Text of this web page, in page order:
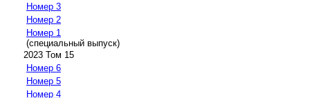
Номер 3
Номер 2
Номер 1
(специальный выпуск)
2023 Том 15
Номер 6
Номер 5
Номер 4